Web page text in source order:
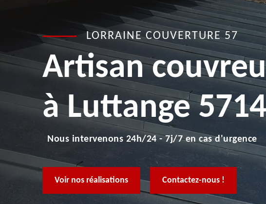
LORRAINE COUVERTURE 57
Artisan
à Luttange
Nous intervenons 24h/24 - 7j/7 en cas d'urgence
Voir nos réalisations Contactez-nous !